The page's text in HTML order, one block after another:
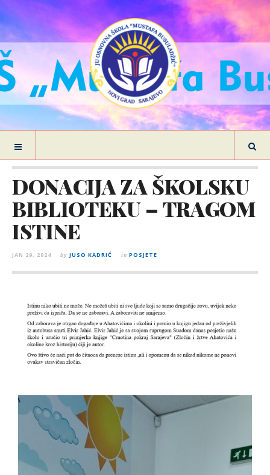
DONACIJA ZA ŠKOLSKU
BIBLIOTEKU – TRAGOM
ISTINE
JAN 29, 2024 by JUSO KADRIĆ in POSJETE